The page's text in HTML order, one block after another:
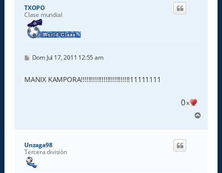
TXOPO
Clase mundial
M
s
a
Dom Jul 17, 2011 12:55 am
MANIX KAMPORA!!!!!!!!!!!!!!!!!!!!!!!!!!11111111
0x
r
Unzaga98
Tercera división